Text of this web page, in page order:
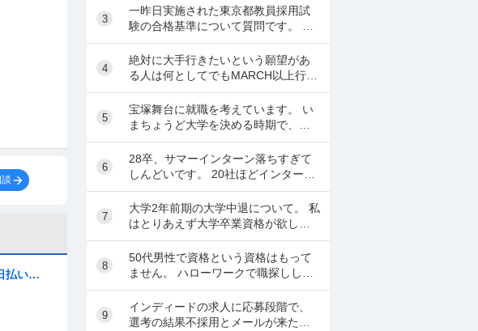
払いで
ん。 運送会社の運転手は無理です。
できません 過去にうつ...
3
一昨日実施された東京都教員採用試
験の合格基準について質問です。 身
内が受験したのですが、教職教養も
専門教養も6割取れましたが、数学が
0点だったとのことです...
4
絶対に大手行きたいという願望があ
る人は何としてでもMARCH以上行か
ないとダメですか？ MARCH未満に
なるとほぼ行けなくなるのでもしそ
んな願望がありMA...
5
宝塚舞台に就職を考えています。 い
まちょうど大学を決める時期で、宝
塚舞台のリクルートサイトに名前の
あった大学に行こうとしています。
ですが、習い事で「活動...
6
28卒、サマーインターン落ちすぎて
しんどいです。 20社ほどインターン
出しましたが通過率は10-15%ほどで
す。課題点を洗い出すなど次に向け
て出来ることに...
7
大学2年前期の大学中退について。 私
はとりあえず大学卒業資格が欲し
く、病院系の会社で働きたいと思い
理学療法学科へ入りました。 しか
し、そのモチベーションだ...
8
50代男性で資格という資格はもって
ません。 ハローワークで職探しして
ますがなかなか厳しい世の中で職が
決まりません。 前の会社は閉鎖した
ため、やむなく無...
9
インディードの求人に応募段階で、
選考の結果不採用とメールが来たの